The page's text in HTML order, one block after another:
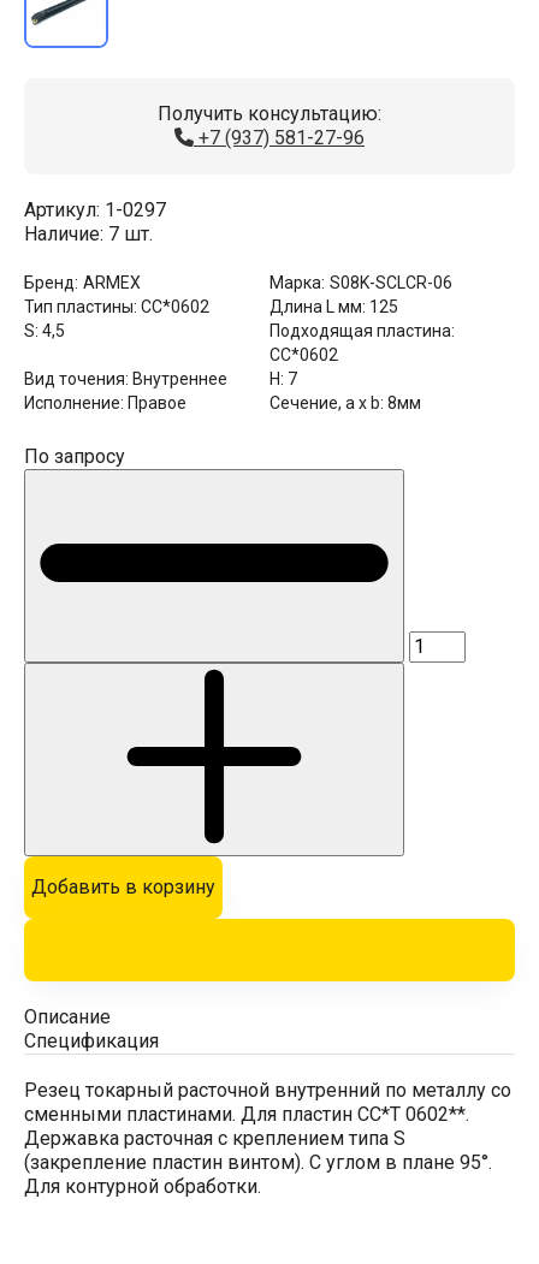
Получить консультацию:
+7 (937) 581-27-96
Артикул: 1-0297
Наличие: 7 шт.
Бренд: ARMEX Марка: S08K-SCLCR-06
Тип пластины: CC*0602 Длина L мм: 125
S: 4,5
Подходящая пластина:
CC*0602
Вид точения: Внутреннее H: 7
Исполнение: Правое Сечение, a x b: 8мм
По запросу
Добавить в корзину
Описание
Спецификация
Резец токарный расточной внутренний по металлу со
сменными пластинами. Для пластин CC*T 0602**.
Державка расточная с креплением типа S
(закрепление пластин винтом). С углом в плане 95°.
Для контурной обработки.